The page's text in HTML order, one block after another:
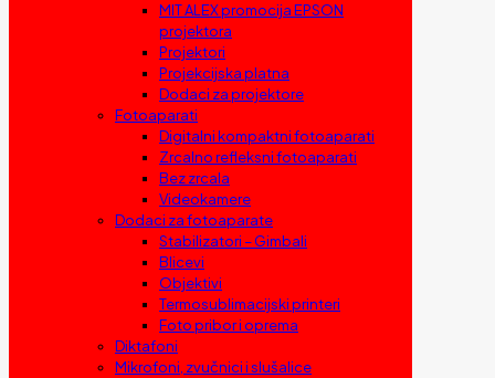
MIT ALEX promocija EPSON
projektora
Projektori
Projekcijska platna
Dodaci za projektore
Fotoaparati
Digitalni kompaktni fotoaparati
Zrcalno refleksni fotoaparati
Bez zrcala
Videokamere
Dodaci za fotoaparate
Stabilizatori – Gimbali
Blicevi
Objektivi
Termosublimacijski printeri
Foto pribor i oprema
Diktafoni
Mikrofoni, zvučnici i slušalice